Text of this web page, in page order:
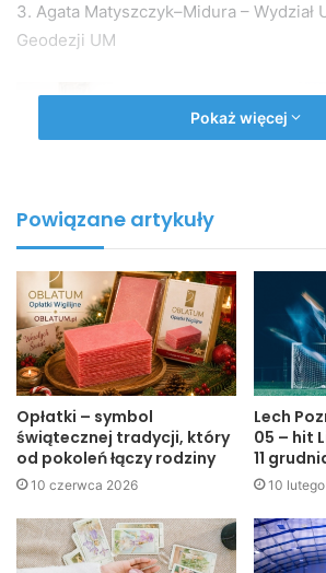
3. Agata Matyszczyk–Midura – Wydział
Geodezji UM
Podczas czwartkowego spotkania z
gratulacje wszystkim wyróżnionym.
trudu, jaki nagrodzone osoby włożyły
Pokaż więcej
Powiązane artykuły
Opłatki – symbol
świątecznej tradycji, który
od pokoleń łączy rodziny
10 czerwca 2026
Lech
05 – hit
11
10